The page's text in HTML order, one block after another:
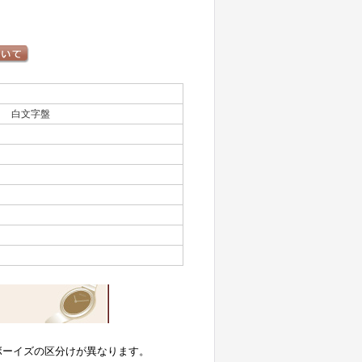
白文字盤
イズの区分けが異なります。